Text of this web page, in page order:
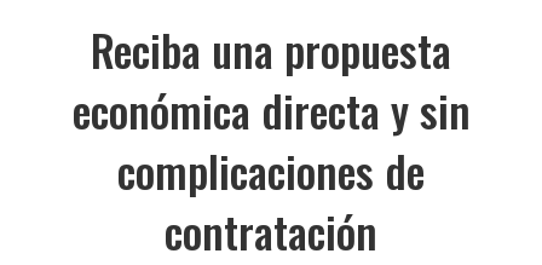
Reciba una propuesta
económica directa y sin
complicaciones de
contratación